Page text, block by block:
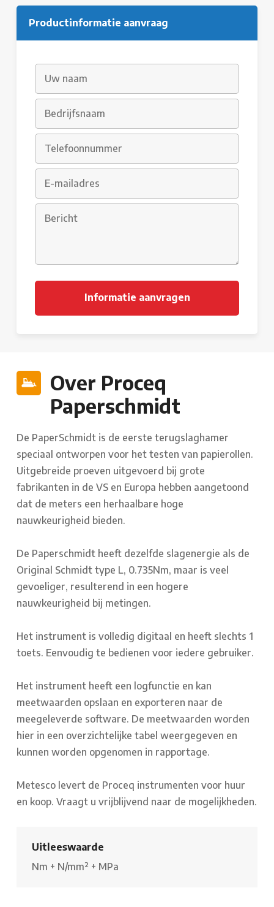
Productinformatie aanvraag
Over Proceq
Paperschmidt
De PaperSchmidt is de eerste terugslaghamer
speciaal ontworpen voor het testen van papierollen.
Uitgebreide proeven uitgevoerd bij grote
fabrikanten in de VS en Europa hebben aangetoond
dat de meters een herhaalbare hoge
nauwkeurigheid bieden.
De Paperschmidt heeft dezelfde slagenergie als de
Original Schmidt type L, 0.735Nm, maar is veel
gevoeliger, resulterend in een hogere
nauwkeurigheid bij metingen.
Het instrument is volledig digitaal en heeft slechts 1
toets. Eenvoudig te bedienen voor iedere gebruiker.
Het instrument heeft een logfunctie en kan
meetwaarden opslaan en exporteren naar de
meegeleverde software. De meetwaarden worden
hier in een overzichtelijke tabel weergegeven en
kunnen worden opgenomen in rapportage.
Metesco levert de Proceq instrumenten voor huur
en koop. Vraagt u vrijblijvend naar de mogelijkheden.
Uitleeswaarde
Nm + N/mm² + MPa